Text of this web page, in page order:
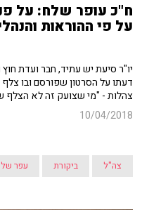
ח"כ עופר שלח: על
על פי ההוראות
יו"ר סיעת יש עתיד, חבר ועדת
דעתו על הסרטון שפורסם ובו
צהלות - "מי שצועק זה לא הצלף
10/04/2018
צה"ל ביקורת עפר